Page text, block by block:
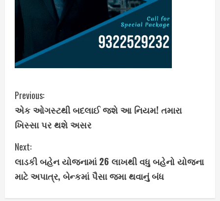
C
o
n
t
i
Previous:
એક ઓગસ્ટથી બદલાઈ જશે આ નિયમ! તમારા
ખિસ્સા પર થશે અસર
Next:
લાડકી બહેન યોજનામાં 26 લાખથી વધુ બહેનો યોજના
માટે અપાત્ર, બેન્કમાં પૈસા જમા થવાનું બંધ